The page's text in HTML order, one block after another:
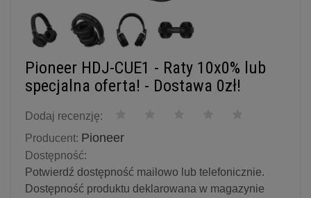
Pioneer HDJ-CUE1 - Raty 10x0% lub
specjalna oferta! - Dostawa 0zł!
Dodaj recenzję:
Producent: Pioneer
Dostępność:
Potwierdź dostępność mailowo lub telefonicznie.
Dostępność produktu deklarowana w magazynie